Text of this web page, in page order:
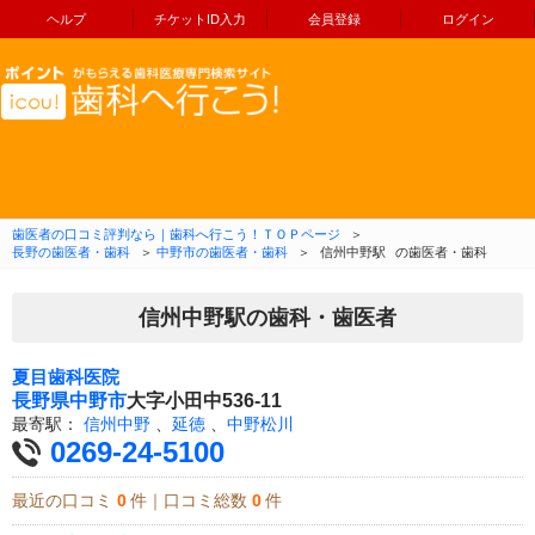
ヘルプ チケットID入力 会員登録 ログイン
コンテンツへ移動
歯医者の口コミ評判なら｜歯科へ行こう！ＴＯＰページ
＞
長野の歯医者・歯科
＞ 中野市の歯医者・歯科 ＞ 信州中野駅 の歯医者・歯科
信州中野駅の歯科・歯医者
夏目歯科医院
長野県中野市大字小田中536-11
最寄駅： 信州中野 延徳 中野松川
0269-24-5100
最近の口コミ 0 件｜口コミ総数 0 件